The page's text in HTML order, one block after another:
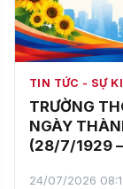
TIN TỨC - SỰ
TRƯỜNG
NGÀY
(28/7/1929
24/07/2026